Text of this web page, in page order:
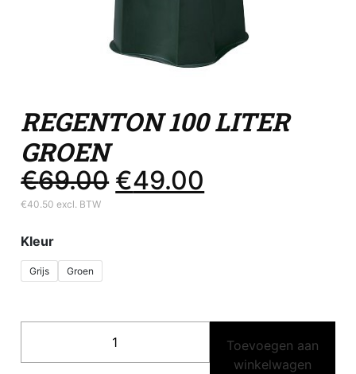
REGENTON 100 LITER
GROEN
€69.00Oorspronkelijke prijs was: €69.00.
€49.00Huidige prijs is: €49.00.
€40.50 excl. BTW
Kleur
Grijs Groen
Toevoegen aan
winkelwagen